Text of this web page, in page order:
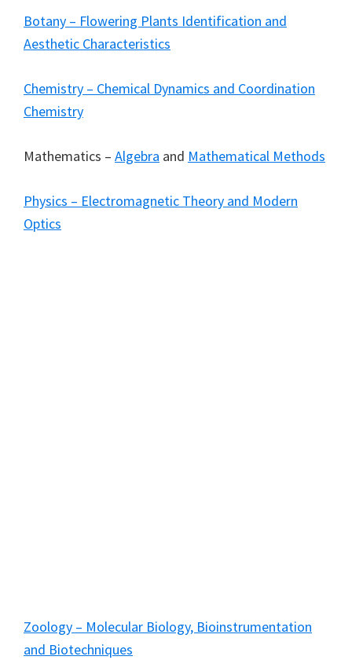
Botany – Flowering Plants Identification and
Aesthetic Characteristics
Chemistry – Chemical Dynamics and Coordination
Chemistry
Mathematics – Algebra and Mathematical Methods
Physics – Electromagnetic Theory and Modern
Optics
Zoology – Molecular Biology, Bioinstrumentation
and Biotechniques